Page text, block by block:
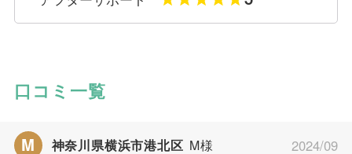
口コミ一覧
M 神奈川県横浜市港北区 M様 2024/09